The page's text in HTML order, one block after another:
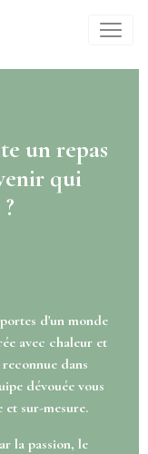
un repas
qui
d'un monde
avec chaleur et
dans
dévouée vous
et sur-mesure.
la passion, le